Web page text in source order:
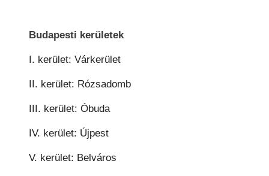
Budapesti kerületek
I. kerület: Várkerület
II. kerület: Rózsadomb
III. kerület: Óbuda
IV. kerület: Újpest
V. kerület: Belváros